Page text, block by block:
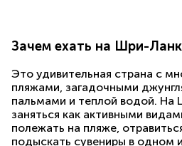
Зачем ехать на Шри-
Это удивительная страна с
пляжами, загадочными
пальмами и теплой водой.
заняться как активными
полежать на пляже,
подыскать сувениры в одном